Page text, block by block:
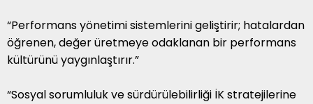
“Performans yönetimi sistemlerini geliştirir; hatalardan
öğrenen, değer üretmeye odaklanan bir performans
kültürünü yaygınlaştırır.”
“Sosyal sorumluluk ve sürdürülebilirliği İK stratejilerine